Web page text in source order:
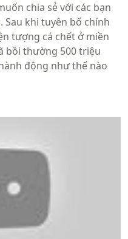
chia sẻ với các bạn
Sau khi tuyên bố chính
tượng cá chết ở miền
bồi thường 500 triệu
động như thế nào